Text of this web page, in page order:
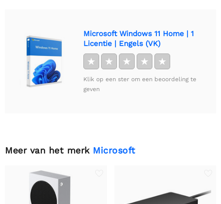
Microsoft Windows 11 Home | 1
Licentie | Engels (VK)
★ ★ ★ ★ ★
Klik op een ster om een beoordeling te
geven
Meer van het merk Microsoft